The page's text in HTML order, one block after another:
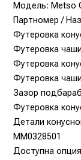
Модель: Metso
Партномер /
Футеровка
Футеровка
Футеровка
Футеровка
Зазор
Футеровка
Детали
MM0328501
Доступна